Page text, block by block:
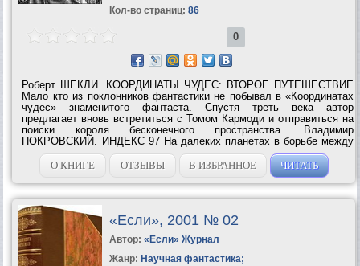
Кол-во страниц: 86
0
Роберт ШЕКЛИ. КООРДИНАТЫ ЧУДЕС: ВТОРОЕ ПУТЕШЕСТВИЕ
Мало кто из поклонников фантастики не побывал в «Координатах
чудес» знаменитого фантаста. Спустя треть века автор
предлагает вновь встретиться с Томом Кармоди и отправиться на
поиски короля бесконечного пространства. Владимир
ПОКРОВСКИЙ. ИНДЕКС 97 На далеких планетах в борьбе между
долгом и совестью выигрывают… силлогизмы. Джек ХОЛДЕМАН.
ЕСЛИ БЫ СВИНЬИ УМЕЛИ ЛЕТАТЬ… ...
О КНИГЕ ОТЗЫВЫ В ИЗБРАННОЕ ЧИТАТЬ
«Если», 2001 № 02
Автор: «Если» Журнал
Жанр: Научная фантастика;